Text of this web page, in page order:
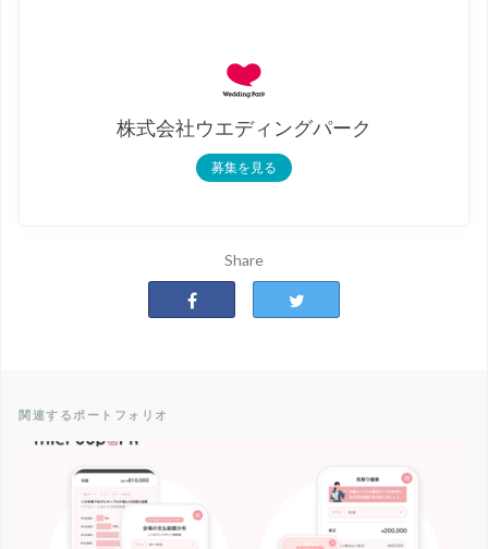
株式会社ウエディングパーク
募集を見る
Share
関連するポートフォリオ